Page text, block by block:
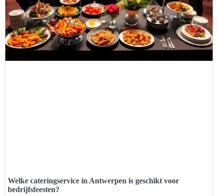
Welke cateringservice in Antwerpen is geschikt voor
bedrijfsfeesten?